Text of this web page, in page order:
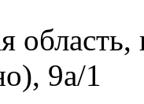
9а/1